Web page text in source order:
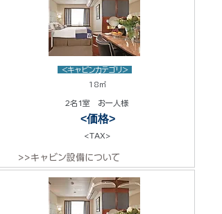
<キャビンカテゴリ>
18㎡
2名1室 お一人様
<価格>
<TAX>
>>キャビン設備について